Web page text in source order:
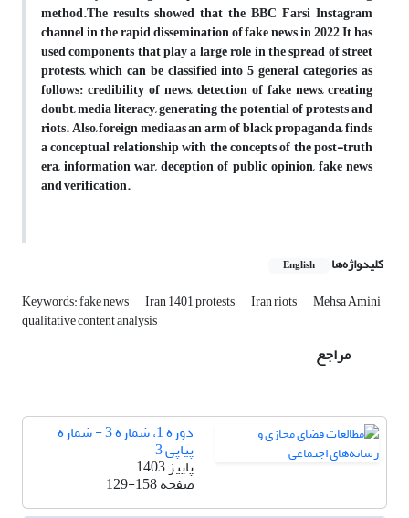
method.The results showed that the BBC Farsi Instagram
channel in the rapid dissemination of fake news in 2022 It has
used components that play a large role in the spread of street
protests, which can be classified into 5 general categories as
follows: credibility of news, detection of fake news, creating
doubt, media literacy, generating the potential of protests and
riots. Also, foreign media,as an arm of black propaganda, finds
a conceptual relationship with the concepts of the post-truth
era, information war, deception of public opinion, fake news
and verification.
کلیدواژه‌ها English
Keywords: fake news Iran 1401 protests Iran riots Mehsa Amini
qualitative content analysis
مراجع
دوره 1، شماره 3 - شماره
پیاپی 3
پاییز 1403
صفحه129-158